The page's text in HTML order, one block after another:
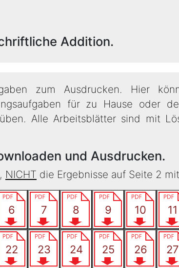
Addition.
zum Ausdrucken. Hier
für zu Hause oder
Alle Arbeitsblätter sind mit
und Ausdrucken.
NICHT die Ergebnisse auf Seite 2